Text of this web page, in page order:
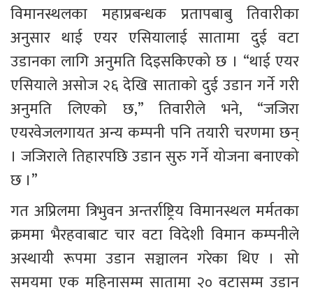
विमानस्थलका महाप्रबन्धक प्रतापबाबु तिवारीका
अनुसार थाई एयर एसियालाई सातामा दुई वटा
उडानका लागि अनुमति दिइसकिएको छ । “थाई एयर
एसियाले असोज २६ देखि साताको दुई उडान गर्ने गरी
अनुमति लिएको छ,” तिवारीले भने, “जजिरा
एयरवेजलगायत अन्य कम्पनी पनि तयारी चरणमा छन्
। जजिराले तिहारपछि उडान सुरु गर्ने योजना बनाएको
छ ।”
गत अप्रिलमा त्रिभुवन अन्तर्राष्ट्रिय विमानस्थल मर्मतका
क्रममा भैरहवाबाट चार वटा विदेशी विमान कम्पनीले
अस्थायी रूपमा उडान सञ्चालन गरेका थिए । सो
समयमा एक महिनासम्म सातामा २० वटासम्म उडान